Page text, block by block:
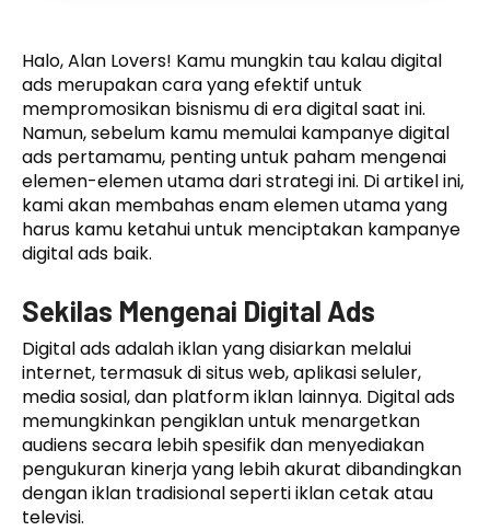
Halo, Alan Lovers! Kamu mungkin tau kalau digital
ads merupakan cara yang efektif untuk
mempromosikan bisnismu di era digital saat ini.
Namun, sebelum kamu memulai kampanye digital
ads pertamamu, penting untuk paham mengenai
elemen-elemen utama dari strategi ini. Di artikel ini,
kami akan membahas enam elemen utama yang
harus kamu ketahui untuk menciptakan kampanye
digital ads baik.
Sekilas Mengenai Digital Ads
Digital ads adalah iklan yang disiarkan melalui
internet, termasuk di situs web, aplikasi seluler,
media sosial, dan platform iklan lainnya. Digital ads
memungkinkan pengiklan untuk menargetkan
audiens secara lebih spesifik dan menyediakan
pengukuran kinerja yang lebih akurat dibandingkan
dengan iklan tradisional seperti iklan cetak atau
televisi.